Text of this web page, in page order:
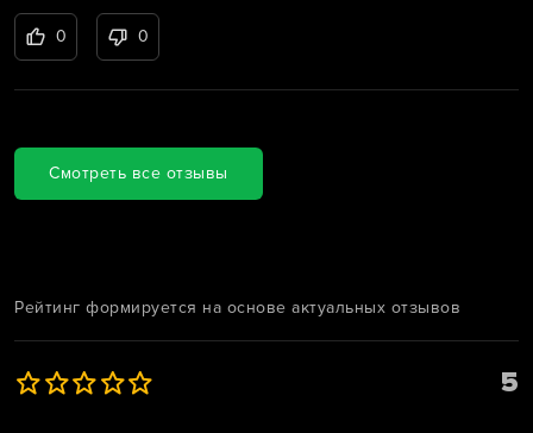
0 0
Смотреть все отзывы
Рейтинг формируется на основе актуальных отзывов
5